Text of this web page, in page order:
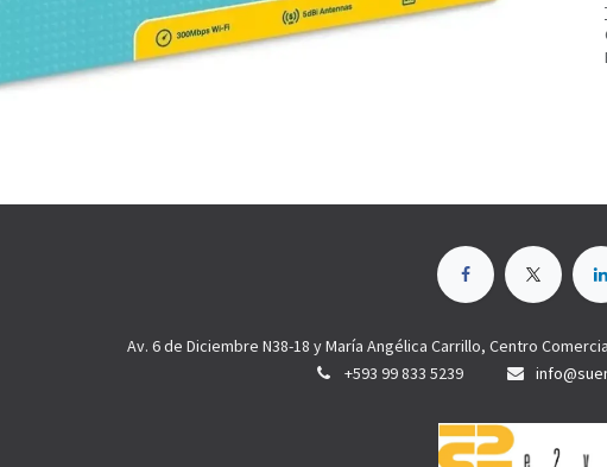
Av. 6 de Diciembre N38-18 y María Angélica Carrillo, Centro
+593 99 833 5239